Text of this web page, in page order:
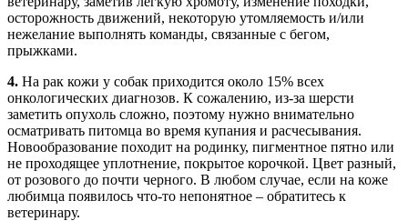
осторожность движений, некоторую утомляемость и/или
нежелание выполнять команды, связанные с бегом,
прыжками.
4. На рак кожи у собак приходится около 15% всех
онкологических диагнозов. К сожалению, из-за шерсти
заметить опухоль сложно, поэтому нужно внимательно
осматривать питомца во время купания и расчесывания.
Новообразование походит на родинку, пигментное пятно или
не проходящее уплотнение, покрытое корочкой. Цвет разный,
от розового до почти черного. В любом случае, если на коже
любимца появилось что-то непонятное – обратитесь к
ветеринару.